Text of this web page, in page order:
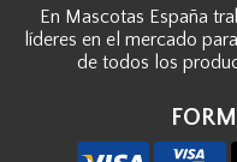
En Mascotas España
líderes en el mercado
de todos los